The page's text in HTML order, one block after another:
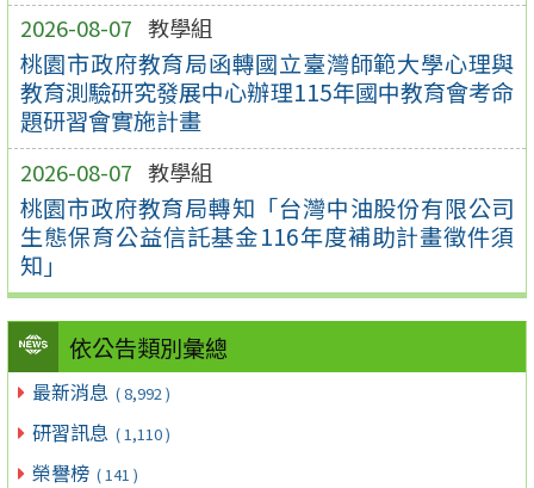
2026-08-07 教學組
桃園市政府教育局函轉國立臺灣師範大學心理與
教育測驗研究發展中心辦理115年國中教育會考命
題研習會實施計畫
2026-08-07 教學組
桃園市政府教育局轉知「台灣中油股份有限公司
生態保育公益信託基金116年度補助計畫徵件須
知」
依公告類別彙總
最新消息 ( 8,992 )
研習訊息 ( 1,110 )
榮譽榜 ( 141 )